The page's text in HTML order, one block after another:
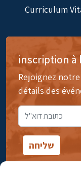
Curriculum
inscription à
Rejoignez
détails des